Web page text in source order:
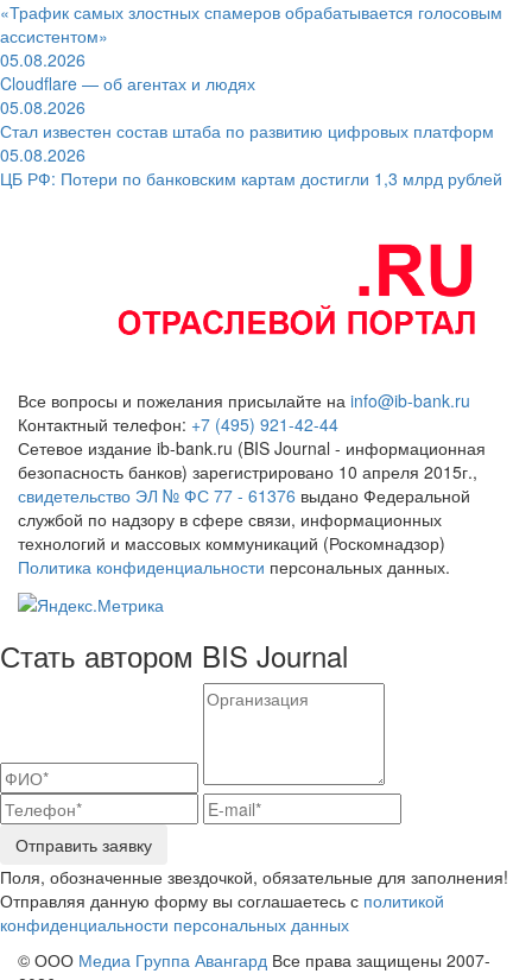
«Трафик самых злостных спамеров обрабатывается голосовым
ассистентом»
05.08.2026
Cloudflare — об агентах и людях
05.08.2026
Стал известен состав штаба по развитию цифровых платформ
05.08.2026
ЦБ РФ: Потери по банковским картам достигли 1,3 млрд рублей
Все вопросы и пожелания присылайте на info@ib-bank.ru
Контактный телефон: +7 (495) 921-42-44
Сетевое издание ib-bank.ru (BIS Journal - информационная
безопасность банков) зарегистрировано 10 апреля 2015г.,
свидетельство ЭЛ № ФС 77 - 61376 выдано Федеральной
службой по надзору в сфере связи, информационных
технологий и массовых коммуникаций (Роскомнадзор)
Политика конфиденциальности персональных данных.
Стать автором BIS Journal
Отправить заявку
Поля, обозначенные звездочкой, обязательные для заполнения!
Отправляя данную форму вы соглашаетесь с политикой
конфиденциальности персональных данных
© ООО Медиа Группа Авангард Все права защищены 2007-